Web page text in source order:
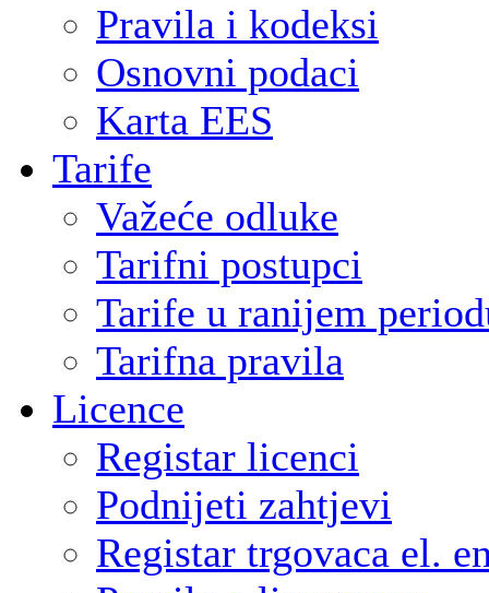
Pravila i kodeksi
Osnovni podaci
Karta EES
Tarife
Važeće odluke
Tarifni postupci
Tarife u ranijem
Tarifna pravila
Licence
Registar licenci
Podnijeti zahtjevi
Registar trgovaca el.